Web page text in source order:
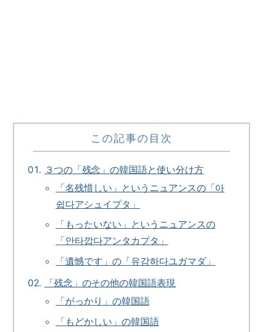
この記事の目次
３つの「残念」の韓国語と使い分け方
「名残惜しい」というニュアンスの「아
쉽다アシュイプタ」
「もったいない」というニュアンスの
「안타깝다アンタカプタ」
「遺憾です」の「유감하다ユガマダ」
「残念」のその他の韓国語表現
「がっかり」の韓国語
「もどかしい」の韓国語